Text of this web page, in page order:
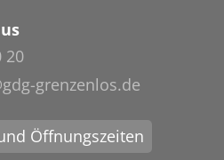
20
grenzenlos.de
Öffnungszeiten